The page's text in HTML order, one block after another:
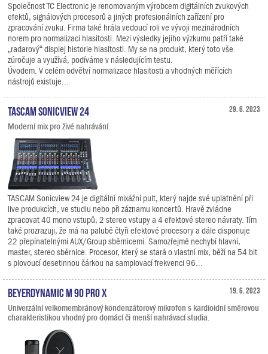
Společnost TC Electronic je renomovaným výrobcem digitálních zvukových
efektů, signálových procesorů a jiných profesionálních zařízení pro
zpracování zvuku. Firma také hrála vedoucí roli ve vývoji mezinárodních
norem pro normalizaci hlasitosti. Mezi výsledky jejího výzkumu patří také
„radarový“ displej historie hlasitosti. My se na produkt, který toto vše
zúročuje a využívá, podíváme v následujícím testu.
Úvodem. V celém odvětví normalizace hlasitosti a vhodných měřících
nástrojů existuje...
29. 6. 2023
TASCAM Sonicview 24
Moderní mix pro živé nahrávání.
TASCAM Sonicview 24 je digitální mixážní pult, který najde své uplatnění při
live produkcích, ve studiu nebo při záznamu koncertů. Hravě zvládne
zpracovat 40 mono vstupů, 2 stereo vstupy a 4 efektové stereo návraty. Tím
také prozrazuji, že má na palubě čtyři efektové procesory a dále disponuje
22 přepínatelnými AUX/Group sběrnicemi. Samozřejmě nechybí hlavní,
master, stereo sběrnice. Procesor, který se stará o vlastní mix, běží na 54 bit
s plovoucí desetinnou čárkou na samplovací frekvenci 96...
19. 6. 2023
Beyerdynamic M 90 Pro X
Univerzální velkomembránový kondenzátorový mikrofon s kardioidní směrovou
charakteristikou vhodný pro domácí či menší nahrávací studia.